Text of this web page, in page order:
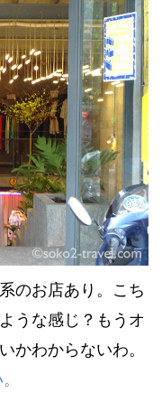
のお店あり。こち
うな感じ？もうオ
かわからないわ。